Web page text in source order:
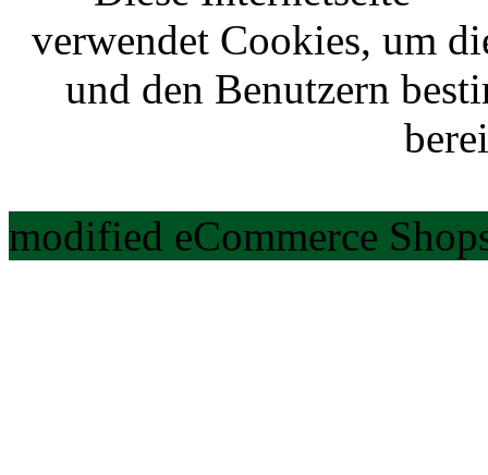
verwendet Cookies, um
und den Benutzern
modified eCommerce